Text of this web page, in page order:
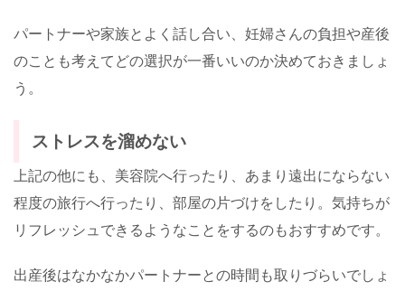
パートナーや家族とよく話し合い、妊婦さんの負担や産後
のことも考えてどの選択が一番いいのか決めておきましょ
う。
ストレスを溜めない
上記の他にも、美容院へ行ったり、あまり遠出にならない
程度の旅行へ行ったり、部屋の片づけをしたり。気持ちが
リフレッシュできるようなことをするのもおすすめです。
出産後はなかなかパートナーとの時間も取りづらいでしょ